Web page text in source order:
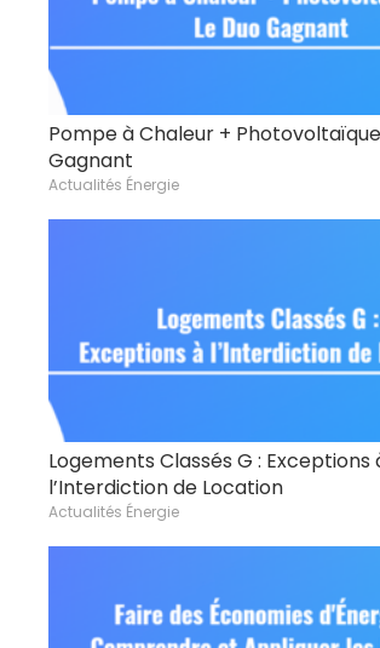
Pompe à Chaleur + Photovoltaïque
Gagnant
Actualités Énergie
Logements Classés G : Exceptions
l’Interdiction de Location
Actualités Énergie